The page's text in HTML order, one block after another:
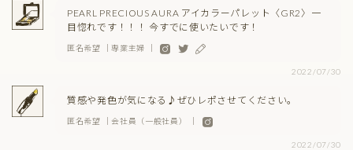
PEARL PRECIOUS AURA アイカラーパレット〈GR2〉一
目惚れです！！！ 今すでに使いたいです！
匿名希望 ｜専業主婦 ｜
2022/07/30
質感や発色が気になる♪ぜひレポさせてください。
匿名希望 ｜会社員（一般社員） ｜
2022/07/30